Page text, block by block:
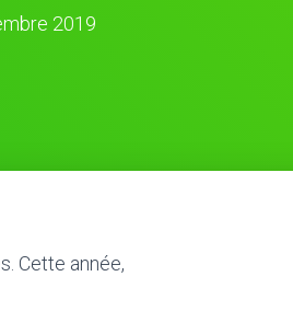
2019
Cette année,